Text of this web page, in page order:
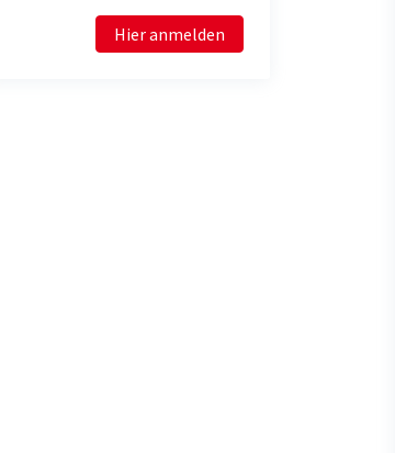
Hier anmelden